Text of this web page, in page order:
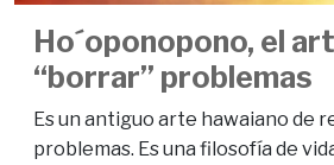
Ho´oponopono, el
“borrar” problemas
Es un antiguo arte hawaiano de
problemas. Es una filosofía de